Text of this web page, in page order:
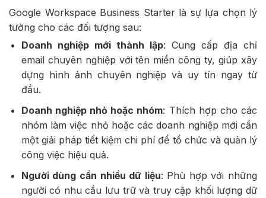
Google Workspace Business Starter là sự lựa chọn lý
tưởng cho các đối tượng sau:
Doanh nghiệp mới thành lập: Cung cấp địa chỉ
email chuyên nghiệp với tên miền công ty, giúp xây
dựng hình ảnh chuyên nghiệp và uy tín ngay từ
đầu.
Doanh nghiệp nhỏ hoặc nhóm: Thích hợp cho các
nhóm làm việc nhỏ hoặc các doanh nghiệp mới cần
một giải pháp tiết kiệm chi phí để tổ chức và quản lý
công việc hiệu quả.
Người dùng cần nhiều dữ liệu: Phù hợp với những
người có nhu cầu lưu trữ và truy cập khối lượng dữ